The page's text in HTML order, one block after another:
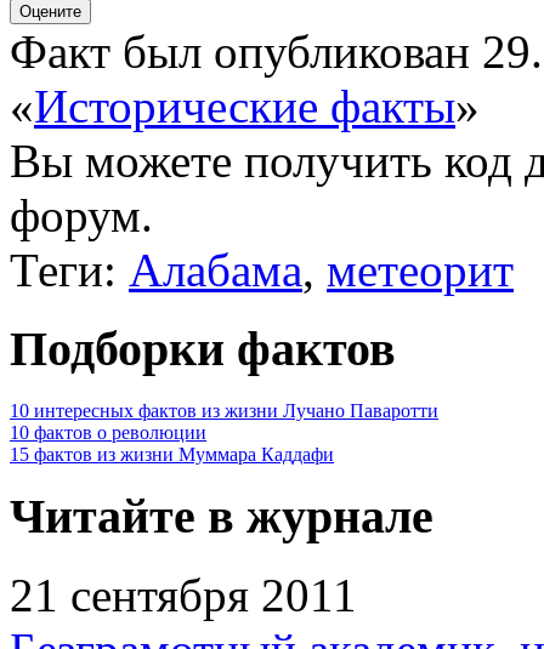
Факт был опубликован
«Исторические факты»
Вы можете получить код
форум.
Теги: Алабама, метеорит
Подборки фактов
10 интересных фактов из жизни Лучано Паваротти
10 фактов о революции
15 фактов из жизни Муммара Каддафи
Читайте в журнале
21 сентября 2011